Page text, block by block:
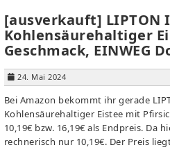
[ausverkauft] LIPTON
Kohlensäurehaltiger
Geschmack, EINWEG
24. Mai 2024
Bei Amazon bekommt ihr gerade
Kohlensäurehaltiger Eistee mit
10,19€ bzw. 16,19€ als Endpreis. Da
rechnerisch nur 10,19€. Der Preis